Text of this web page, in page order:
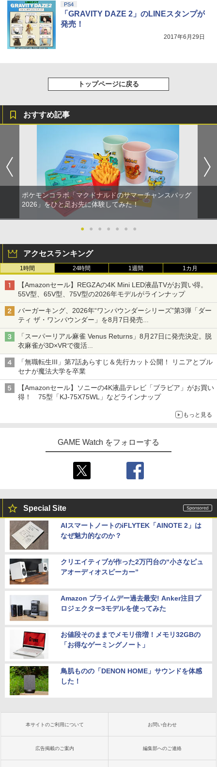
PS4
「GRAVITY DAZE 2」のLINEスタンプが
発売！
2017年6月29日
トップページに戻る
おすすめ記事
ポケモンコラボ「マクドナルドのサマーチャンスバッグ
2026」をひと足お先に体験してみた！
● ● ● ● ● ● ●
アクセスランキング
1時間 24時間 1週間 1カ月
【Amazonセール】REGZAの4K Mini LED液晶TVがお買い得。
55V型、65V型、75V型の2026年モデルがラインナップ
バーガーキング、2026年“ワンパウンダーシリーズ”第3弾「ダー
ティ ザ・ワンパウンダー」を8月7日発売
「特製ガーリックマヨソース」を使用した超大型チーズバーガー
「スーパーリアル麻雀 Venus Returns」8月27日に発売決定。脱
衣麻雀が3D×VRで復活
発売から2週間は20%オフになるセールが実施
「無職転生III」第7話あらすじ＆先行カット公開！ リニアとプル
セナが魔法大学を卒業
【Amazonセール】ソニーの4K液晶テレビ「ブラビア」がお買い
得！ 75型「KJ-75X75WL」などラインナップ
もっと見る
GAME Watch をフォローする
Special Site
AIスマートノートのiFLYTEK「AINOTE 2」は
なぜ魅力的なのか？
クリエイティブが作った2万円台の“小さなピュ
アオーディオスピーカー”
Amazon プライムデー過去最安! Anker注目プ
ロジェクター3モデルを使ってみた
お値段そのままでメモリ倍増！メモリ32GBの
「お得なゲーミングノート」
鳥肌ものの「DENON HOME」サウンドを体感
した！
本サイトのご利用について お問い合わせ
広告掲載のご案内 編集部へのご連絡